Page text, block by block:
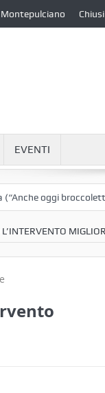
Montepulciano Chiusi
EVENTI
oggi broccoletti e